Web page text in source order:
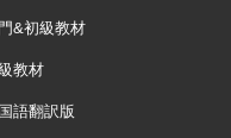
&初級教材
教材
語翻訳版